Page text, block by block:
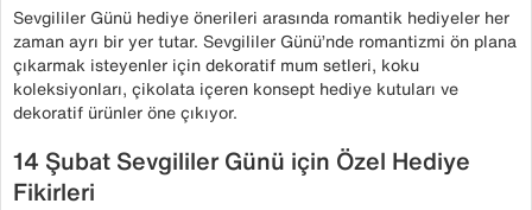
Sevgililer Günü hediye önerileri arasında romantik hediyeler her
zaman ayrı bir yer tutar. Sevgililer Günü’nde romantizmi ön plana
çıkarmak isteyenler için dekoratif mum setleri, koku
koleksiyonları, çikolata içeren konsept hediye kutuları ve
dekoratif ürünler öne çıkıyor.
14 Şubat Sevgililer Günü için Özel Hediye
Fikirleri